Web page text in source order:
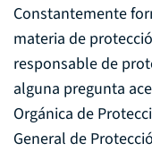
Constantemente
materia de
responsable de
alguna pregunta
Orgánica de
General de